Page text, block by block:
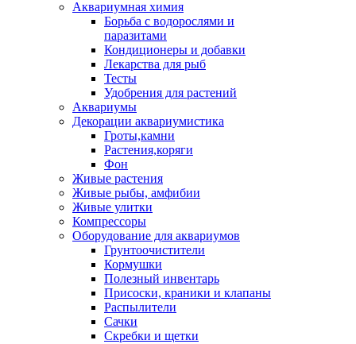
Аквариумная химия
Борьба с водорослями и
паразитами
Кондиционеры и добавки
Лекарства для рыб
Тесты
Удобрения для растений
Аквариумы
Декорации аквариумистика
Гроты,камни
Растения,коряги
Фон
Живые растения
Живые рыбы, амфибии
Живые улитки
Компрессоры
Оборудование для аквариумов
Грунтоочистители
Кормушки
Полезный инвентарь
Присоски, краники и клапаны
Распылители
Сачки
Скребки и щетки